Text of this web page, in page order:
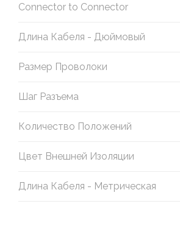
Connector to Connector
Длина Кабеля - Дюймовый
Размер Проволоки
Шаг Разъема
Количество Положений
Цвет Внешней Изоляции
Длина Кабеля - Метрическая